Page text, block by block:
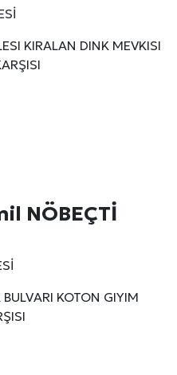
KIRALAN DINK MEVKISI
NÖBEÇTİ
KOTON GIYIM